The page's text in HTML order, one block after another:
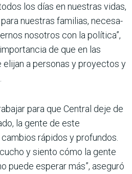
los días en nuestras vidas,
nues­tras familias, necesa­
nosotros con la política”,
de que en las
a personas y proyectos y
para que Central deje de
la gente de este
rápidos y profundos.
y siento cómo la gente
puede esperar más”, ase­guró